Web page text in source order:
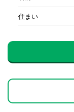
住まい